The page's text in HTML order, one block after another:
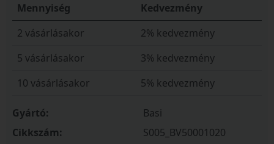
Mennyiség
Kedvezmény
2 vásárlásakor
2% kedvezmény
5 vásárlásakor
3% kedvezmény
10 vásárlásakor
5% kedvezmény
Gyártó:
Basi
Cikkszám:
S005_BV50001020